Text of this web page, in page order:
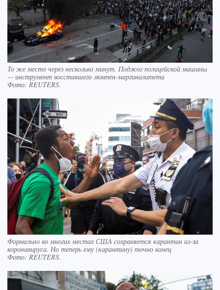
То же место через несколько минут. Поджог полицейской машины
— инструмент восставшего люмпен-маргиналитета
Фото: REUTERS.
Формально во многих местах США сохраняется карантин из-за
коронавируса. Но теперь ему (карантину) точно конец
Фото: REUTERS.